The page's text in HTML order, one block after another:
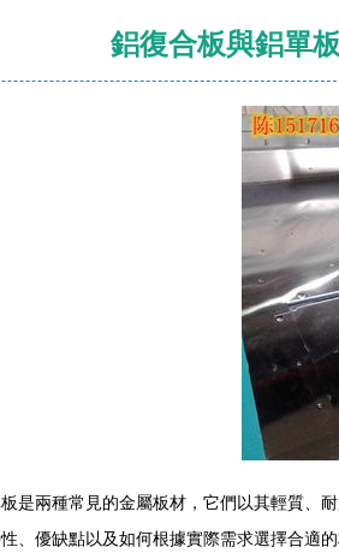
鋁復合板與鋁單
是兩種常見的金屬板材，它們以其輕質、
、優缺點以及如何根據實際需求選擇合適的